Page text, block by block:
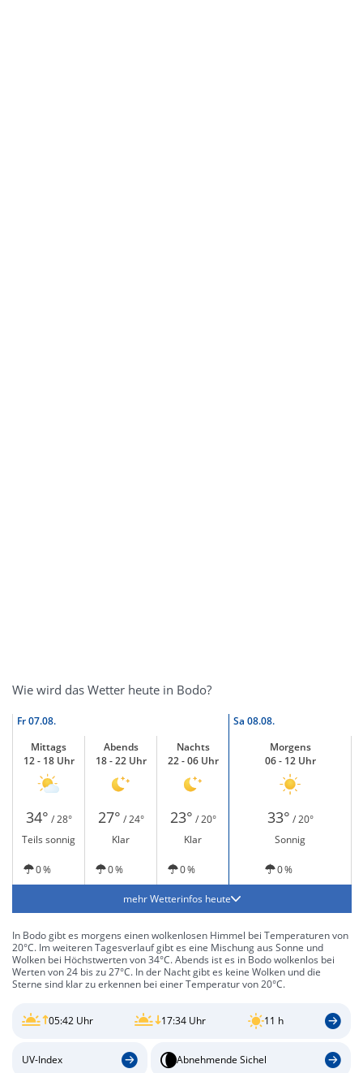
Wie wird das Wetter heute in Bodo?
Fr07.08. Sa 08.08.
Mittags
12 - 18 Uhr
Abends
18 - 22 Uhr
Nachts
22 - 06 Uhr
Morgens
06 - 12 Uhr
34° / 28° 27° / 24° 23° / 20° 33° / 20°
Teils sonnig
Klar Klar Sonnig
0 % 0 % 0 % 0 %
mehr Wetterinfos heute
In Bodo gibt es morgens einen wolkenlosen Himmel bei Temperaturen von
20°C. Im weiteren Tagesverlauf gibt es eine Mischung aus Sonne und
Wolken bei Höchstwerten von 34°C. Abends ist es in Bodo wolkenlos bei
Werten von 24 bis zu 27°C. In der Nacht gibt es keine Wolken und die
Sterne sind klar zu erkennen bei einer Temperatur von 20°C.
05:42 Uhr 17:34 Uhr 11 h
UV-Index Abnehmende Sichel